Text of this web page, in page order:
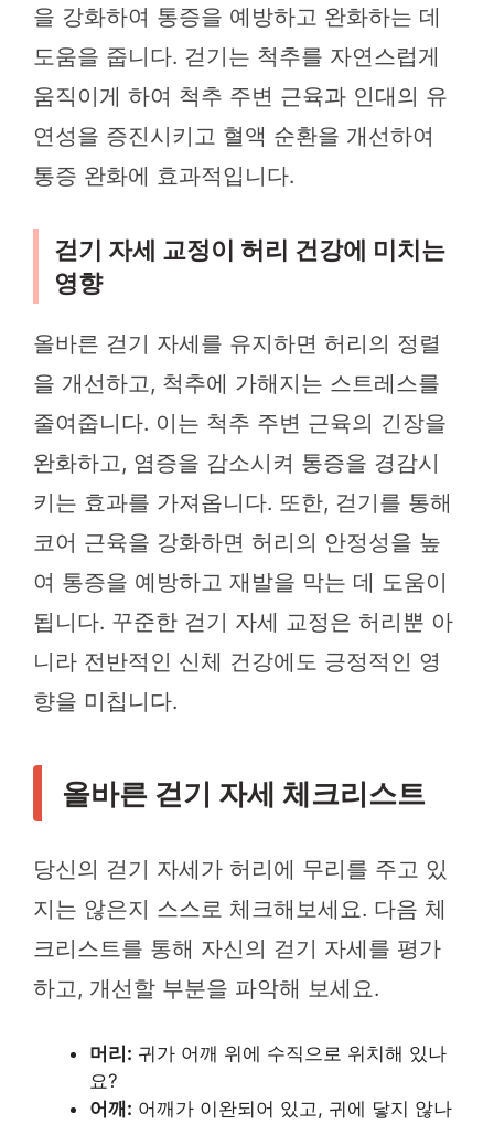
을 강화하여 통증을 예방하고 완화하는 데
도움을 줍니다. 걷기는 척추를 자연스럽게
움직이게 하여 척추 주변 근육과 인대의 유
연성을 증진시키고 혈액 순환을 개선하여
통증 완화에 효과적입니다.
걷기 자세 교정이 허리 건강에 미치는
영향
올바른 걷기 자세를 유지하면 허리의 정렬
을 개선하고, 척추에 가해지는 스트레스를
줄여줍니다. 이는 척추 주변 근육의 긴장을
완화하고, 염증을 감소시켜 통증을 경감시
키는 효과를 가져옵니다. 또한, 걷기를 통해
코어 근육을 강화하면 허리의 안정성을 높
여 통증을 예방하고 재발을 막는 데 도움이
됩니다. 꾸준한 걷기 자세 교정은 허리뿐 아
니라 전반적인 신체 건강에도 긍정적인 영
향을 미칩니다.
올바른 걷기 자세 체크리스트
당신의 걷기 자세가 허리에 무리를 주고 있
지는 않은지 스스로 체크해보세요. 다음 체
크리스트를 통해 자신의 걷기 자세를 평가
하고, 개선할 부분을 파악해 보세요.
머리: 귀가 어깨 위에 수직으로 위치해 있나
요?
어깨: 어깨가 이완되어 있고, 귀에 닿지 않나